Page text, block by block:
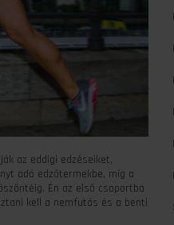
az eddigi edzéseiket,
adó edzőtermekbe, míg a
Én az első csoportba
kell a nemfutás és a benti